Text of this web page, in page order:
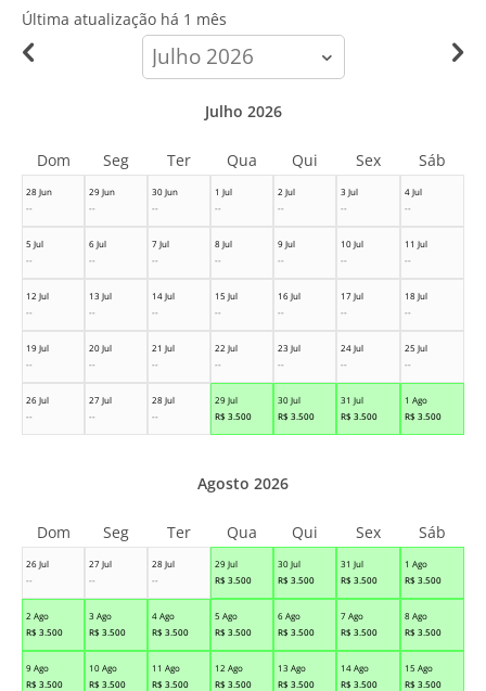
Última atualização há 1 mês
calendar-
month
28 Jun
--
29 Jun
--
30 Jun
--
1 Jul
--
2 Jul
--
3 Jul
--
4 Jul
--
5 Jul
--
6 Jul
--
7 Jul
--
8 Jul
--
9 Jul
--
10 Jul
--
11 Jul
--
12 Jul
--
13 Jul
--
14 Jul
--
15 Jul
--
16 Jul
--
17 Jul
--
18 Jul
--
19 Jul
--
20 Jul
--
21 Jul
--
22 Jul
--
23 Jul
--
24 Jul
--
25 Jul
--
26 Jul
--
27 Jul
--
28 Jul
--
29 Jul
R$ 3.500
30 Jul
R$ 3.500
31 Jul
R$ 3.500
1 Ago
R$ 3.500
Julho 2026
Dom Seg Ter Qua Qui Sex Sáb
26 Jul
--
27 Jul
--
28 Jul
--
29 Jul
R$ 3.500
30 Jul
R$ 3.500
31 Jul
R$ 3.500
1 Ago
R$ 3.500
2 Ago
R$ 3.500
3 Ago
R$ 3.500
4 Ago
R$ 3.500
5 Ago
R$ 3.500
6 Ago
R$ 3.500
7 Ago
R$ 3.500
8 Ago
R$ 3.500
9 Ago
R$ 3.500
10 Ago
R$ 3.500
11 Ago
R$ 3.500
12 Ago
R$ 3.500
13 Ago
R$ 3.500
14 Ago
R$ 3.500
15 Ago
R$ 3.500
Agosto 2026
Dom Seg Ter Qua Qui Sex Sáb